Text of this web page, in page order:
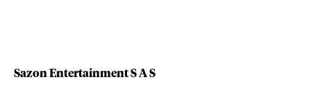
Sazon Entertainment S A S